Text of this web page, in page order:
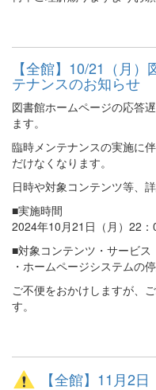
【全館】10/21（月
テナンスのお知らせ
図書館ホームページの応答
ます。
臨時メンテナンスの実施に
だけなくなります。
日時や対象コンテンツ等、
■実施時間
2024年10月21日（月）22
■対象コンテンツ・サービス
・ホームページシステムの
ご不便をおかけしますが、
す。
【全館】11月2